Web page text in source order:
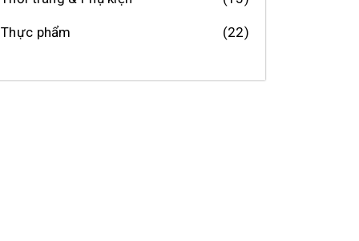
Thực phẩm (22)